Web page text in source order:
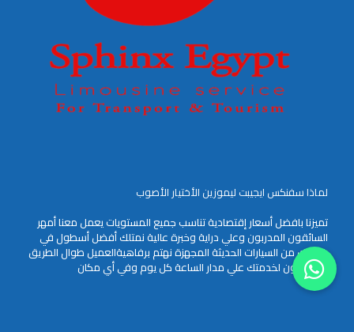
لماذا سفنكس ايجيبت ليموزين الأختيار الأصوب
تميزنا بافضل أسعار إقتصادية تناسب جميع المستويات يعمل معنا أمهر
السائقون المدربون وعلي دراية وخبرة عالية نمتلك أفضل أسطول في
خدمتك من السيارات الحديثة المجهزة نهتم برفاهيةالعميل طوال الطريق
موجودون لخدمتك علي مدار الساعة كل يوم وفي أي مكان